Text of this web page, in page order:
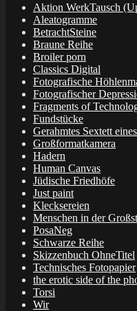
Aktion WerkTausch
Aleatogramme
BetrachtSteine
Braune Reihe
Broiler porn
Classics Digital
Fotografische
Fotografischer
Fragments of
Fundstücke
Gerahmtes Sextett
Großformatkamera
Hadern
Human Canvas
Jüdische Friedhöfe
Just paint
Klecksereien
Menschen in der
PosaNeg
Schwarze Reihe
Skizzenbuch OhneTitel
Technisches Fotopapier
the erotic side of the
Torsi
Wir